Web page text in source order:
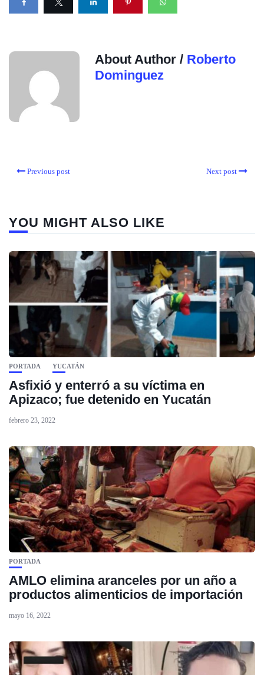
About Author / Roberto
Dominguez
Previous post Next post
YOU MIGHT ALSO LIKE
PORTADA YUCATÁN
Asfixió y enterró a su víctima en
Apizaco; fue detenido en Yucatán
febrero 23, 2022
PORTADA
AMLO elimina aranceles por un año a
productos alimenticios de importación
mayo 16, 2022